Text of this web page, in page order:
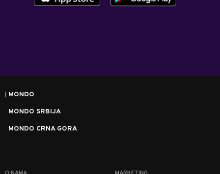
MONDO
MONDO SRBIJA
MONDO CRNA GORA